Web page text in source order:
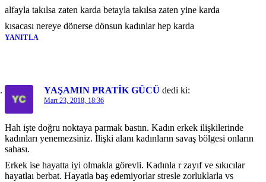
alfayla takılsa zaten karda betayla takılsa zaten yine karda
kısacası nereye dönerse dönsun kadınlar hep karda
YANITLA
YAŞAMIN PRATİK GÜCÜ dedi ki:
Mart 23, 2018, 18:36
Hah işte doğru noktaya parmak bastın. Kadın erkek ilişkilerinde
kadınları yenemezsiniz. İlişki alanı kadınların savaş bölgesi onların
sahası.
Erkek ise hayatta iyi olmakla görevli. Kadınla r zayıf ve sıkıcılar
hayatlaı berbat. Hayatla baş edemiyorlar stresle zorluklarla vs